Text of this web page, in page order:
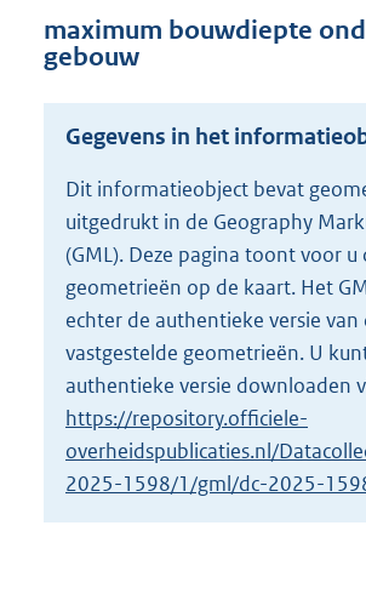
n
o
t
t
e
:
2
K
b
maximum bouwdiepte
gebouw
Gegevens in het
Dit informatieobject bevat
uitgedrukt in de Geography
(GML). Deze pagina toont voor u
geometrieën op de kaart. Het
echter de authentieke versie van
vastgestelde geometrieën. U
authentieke versie downloaden
https://repository.officiele-
overheidspublicaties.nl/
2025-1598/1/gml/dc-2025-